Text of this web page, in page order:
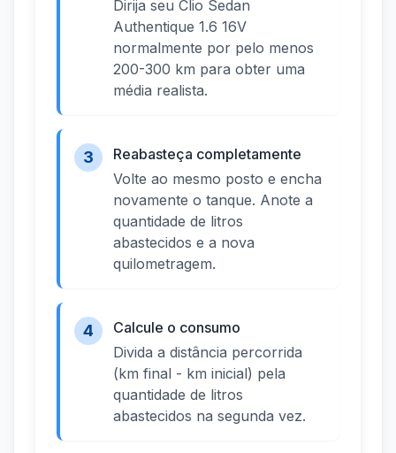
Dirija seu Clio Sedan
Authentique 1.6 16V
normalmente por pelo menos
200-300 km para obter uma
média realista.
3
Reabasteça completamente
Volte ao mesmo posto e encha
novamente o tanque. Anote a
quantidade de litros
abastecidos e a nova
quilometragem.
4
Calcule o consumo
Divida a distância percorrida
(km final - km inicial) pela
quantidade de litros
abastecidos na segunda vez.